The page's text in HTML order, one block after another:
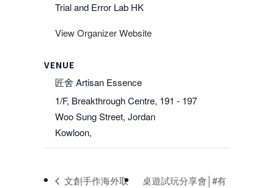
VENUE
匠舍 Artisan Essence
1/F, Breakthrough Centre, 191 - 197
Woo Sung Street, Jordan
Kowloon,
Trial and Error Lab HK
View Organizer Website
文創手作海外取
桌遊試玩分享會│#有